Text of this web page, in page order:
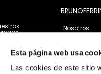
Esta página web usa
Las cookies de este sitio
Nosotros